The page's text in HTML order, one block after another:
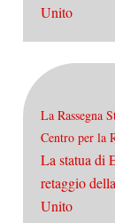
Unito
La Rassegna
Centro per la
La statua di
retaggio
Unito